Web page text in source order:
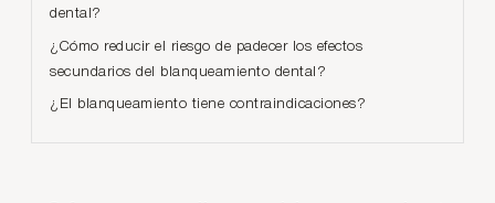
dental?
¿Cómo reducir el riesgo de padecer los efectos
secundarios del blanqueamiento dental?
¿El blanqueamiento tiene contraindicaciones?